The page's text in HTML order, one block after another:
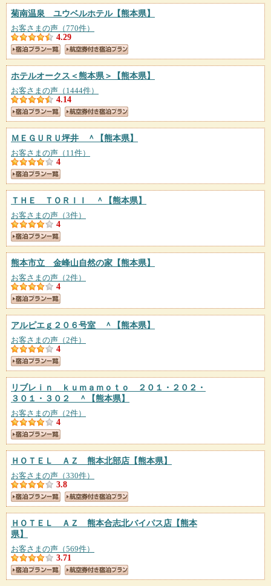
菊南温泉 ユウベルホテル【熊本県】
お客さまの声（770件）
4.29
ホテルオークス＜熊本県＞ 【熊本県】
お客さまの声（1444件）
4.14
ＭＥＧＵＲＵ坪井 ＾ 【熊本県】
お客さまの声（11件）
4
ＴＨＥ ＴＯＲＩＩ ＾ 【熊本県】
お客さまの声（3件）
4
熊本市立 金峰山自然の家 【熊本県】
お客さまの声（2件）
4
アルピエｇ２０６号室 ＾ 【熊本県】
お客さまの声（2件）
4
リブレｉｎ ｋｕｍａｍｏｔｏ ２０１・２０２・
３０１・３０２ ＾
【熊本県】
お客さまの声（2件）
4
ＨＯＴＥＬ ＡＺ 熊本北部店 【熊本県】
お客さまの声（330件）
3.8
ＨＯＴＥＬ ＡＺ 熊本合志北バイパス店 【熊本
県】
お客さまの声（569件）
3.71